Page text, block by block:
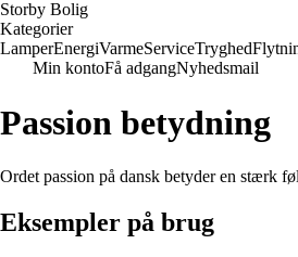
Storby Bolig
Kategorier
LamperEnergiVarmeServiceTryghed
Min kontoFå adgangNyhedsmail
Passion betydning
Ordet passion på dansk betyder en stærk
Eksempler på brug